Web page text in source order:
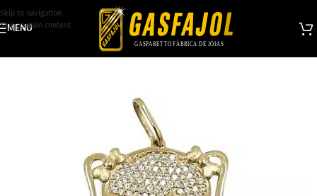
Skip to navigation
Skip to main content
MENU